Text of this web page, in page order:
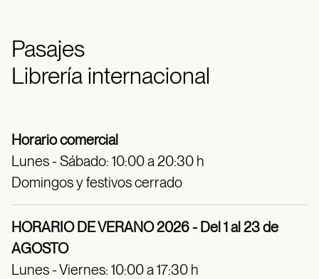
Pasajes
Librería internacional
Horario comercial
Lunes - Sábado: 10:00 a 20:30 h
Domingos y festivos cerrado
HORARIO DE VERANO 2026 - Del 1 al 23 de
AGOSTO
Lunes - Viernes: 10:00 a 17:30 h